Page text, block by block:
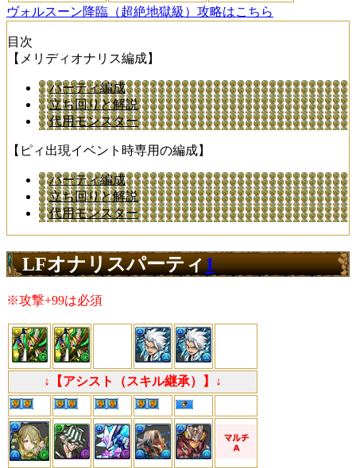
ヴォルスーン降臨（超絶地獄級）攻略はこちら
目次
【メリディオナリス編成】
パーティ編成
立ち回りと解説
代用モンスター
【ピィ出現イベント時専用の編成】
パーティ編成
立ち回りと解説
代用モンスター
LFオナリスパーティ1
※攻撃+99は必須
↓【アシスト（スキル継承）】↓